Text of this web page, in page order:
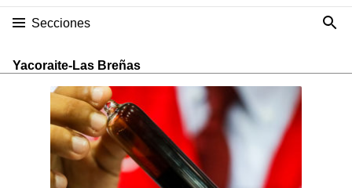
Secciones
Yacoraite-Las Breñas